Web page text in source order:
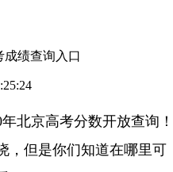
成绩查询入口
北京高考分数开放查询！
，但是你们知道在哪里可